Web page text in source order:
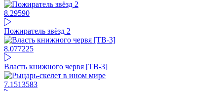
8.29590
Пожиратель звёзд 2
8.077225
Власть книжного червя [ТВ-3]
7.1513583